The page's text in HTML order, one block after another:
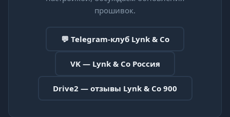
прошивок.
💬 Telegram-клуб Lynk & Co
VK — Lynk & Co Россия
Drive2 — отзывы Lynk & Co 900